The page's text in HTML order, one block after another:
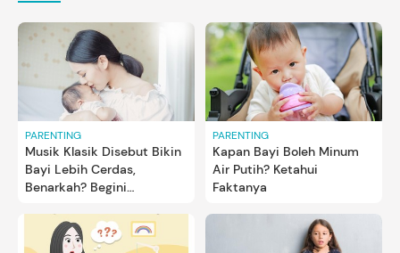
PARENTING
Musik Klasik Disebut Bikin
Bayi Lebih Cerdas,
Benarkah? Begini
PARENTING
Kapan Bayi Boleh Minum
Air Putih? Ketahui
Faktanya